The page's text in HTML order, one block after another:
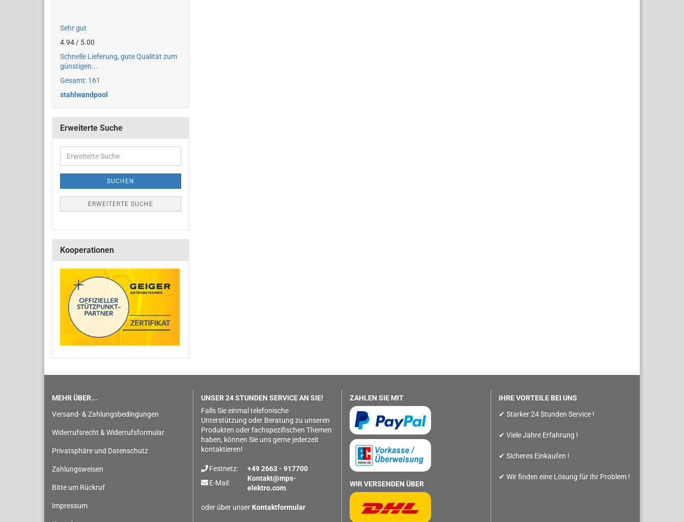
Sehr gut
4.94 / 5.00
Schnelle Lieferung, gute Qualität zum
günstigen...
Gesamt: 161
stahlwandpool
Erweiterte Suche
SUCHEN
ERWEITERTE SUCHE
Kooperationen
MEHR ÜBER...
Versand- & Zahlungsbedingungen
Widerrufsrecht & Widerrufsformular
Privatsphäre und Datenschutz
Zahlungsweisen
Bitte um Rückruf
Impressum
UNSER 24 STUNDEN SERVICE AN SIE!
Falls Sie einmal telefonische
Unterstützung oder Beratung zu unseren
Produkten oder fachspezifischen Themen
haben, können Sie uns gerne jederzeit
kontaktieren!
Festnetz:
+49 2663 - 917700
E-Mail:
Kontakt@mps-
elektro.com
oder über unser Kontaktformular
ZAHLEN SIE MIT
WIR VERSENDEN ÜBER
IHRE VORTEILE BEI UNS
✔ Starker 24 Stunden Service !
✔ Viele Jahre Erfahrung !
✔ Sicheres Einkaufen !
✔ Wir finden eine Lösung für Ihr Problem !